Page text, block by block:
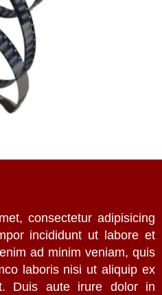
consectetur adipisicing
incididunt ut labore et
ad minim veniam, quis
laboris nisi ut aliquip ex
Duis aute irure dolor in